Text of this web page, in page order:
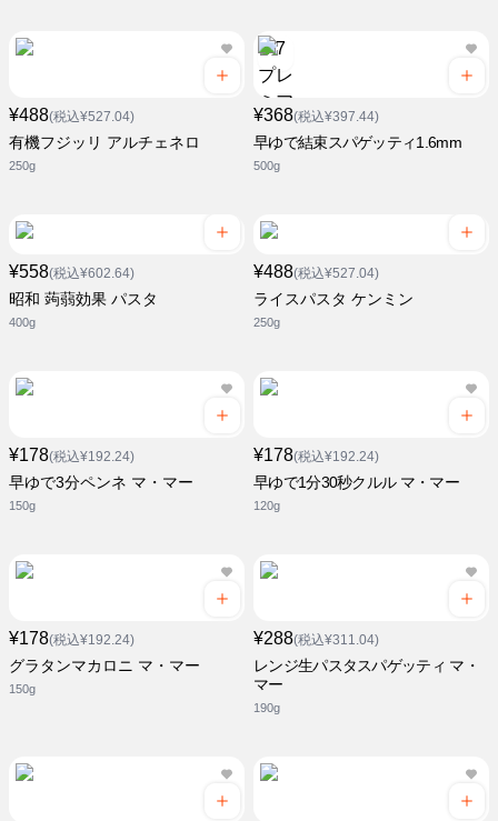
¥488(税込¥527.04)
有機フジッリ アルチェネロ
250g
¥368(税込¥397.44)
早ゆで結束スパゲッティ1.6mm
500g
¥558(税込¥602.64)
昭和 蒟蒻効果 パスタ
400g
¥488(税込¥527.04)
ライスパスタ ケンミン
250g
¥178(税込¥192.24)
早ゆで3分ペンネ マ・マー
150g
¥178(税込¥192.24)
早ゆで1分30秒クルル マ・マー
120g
¥178(税込¥192.24)
グラタンマカロニ マ・マー
150g
¥288(税込¥311.04)
レンジ生パスタスパゲッティ マ・
マー
190g